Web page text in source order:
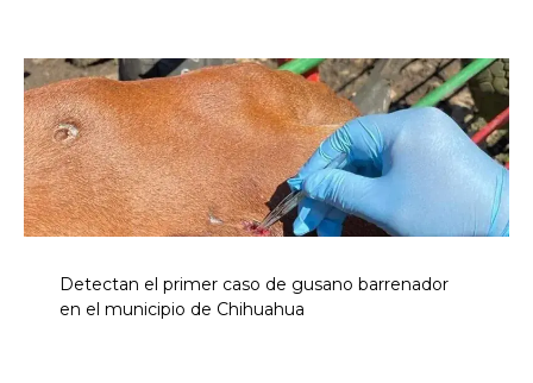
Detectan el primer caso de gusano barrenador
en el municipio de Chihuahua